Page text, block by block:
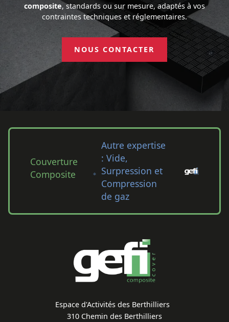
composite, standards ou sur mesure, adaptés à vos
contraintes techniques et réglementaires.
NOUS CONTACTER
Couverture
Composite
Autre expertise
: Vide,
Surpression et
Compression
de gaz
Espace d'Activités des Berthilliers
310 Chemin des Berthilliers